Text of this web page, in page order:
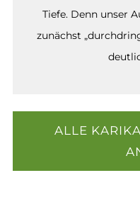
Tiefe. Denn unser
zunächst
ALLE